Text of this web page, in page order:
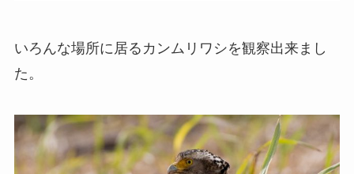
いろんな場所に居るカンムリワシを観察出来まし
た。